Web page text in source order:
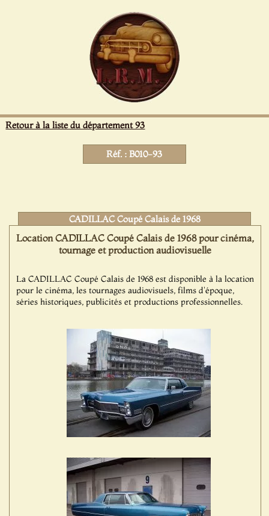
Retour à la liste du département 93
Réf. : B010-93
CADILLAC Coupé Calais de 1968
Location CADILLAC Coupé Calais de 1968 pour cinéma,
tournage et production audiovisuelle
La CADILLAC Coupé Calais de 1968 est disponible à la location
pour le cinéma, les tournages audiovisuels, films d'époque,
séries historiques, publicités et productions professionnelles.